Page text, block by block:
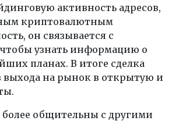
активность адресов,
криптовалютным
он связывается с
узнать информацию о
планах. В итоге сделка
на рынок в открытую и
общительны с другими